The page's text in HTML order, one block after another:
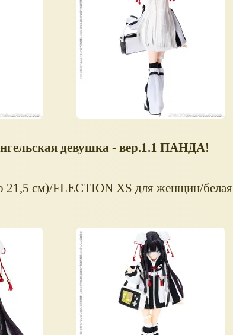
девушка - вер.1.1 ПАНДА!
21,5 см)/FLECTION XS для женщин/белая